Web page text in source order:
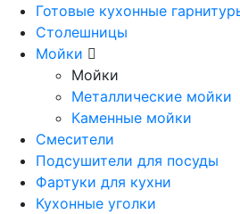
Готовые кухонные
Столешницы
Мойки
Мойки
Металлические мойки
Каменные мойки
Смесители
Подсушители для посуды
Фартуки для кухни
Кухонные уголки